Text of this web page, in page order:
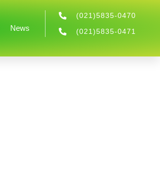
News
(021)5835-0470
(021)5835-0471